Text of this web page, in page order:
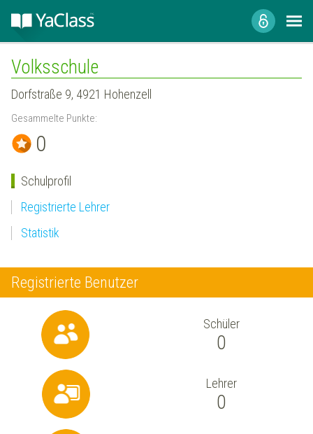
Volksschule
Dorfstraße 9, 4921 Hohenzell
Gesammelte Punkte:
0
Schulprofil
Registrierte Lehrer
Statistik
Registrierte Benutzer
Schüler
0
Lehrer
0